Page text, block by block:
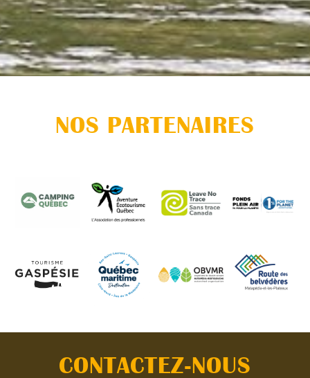
NOS PARTENAIRES
CONTACTEZ-NOUS